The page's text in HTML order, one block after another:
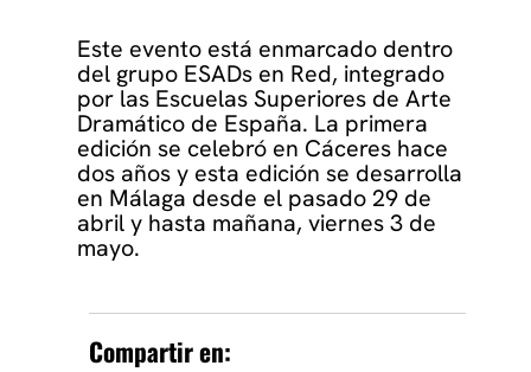
Este evento está enmarcado dentro
del grupo ESADs en Red, integrado
por las Escuelas Superiores de Arte
Dramático de España. La primera
edición se celebró en Cáceres hace
dos años y esta edición se desarrolla
en Málaga desde el pasado 29 de
abril y hasta mañana, viernes 3 de
mayo.
Compartir en: